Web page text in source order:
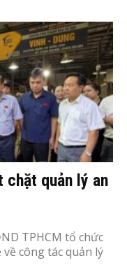
chặt quản lý an
TPHCM tổ chức
công tác quản lý